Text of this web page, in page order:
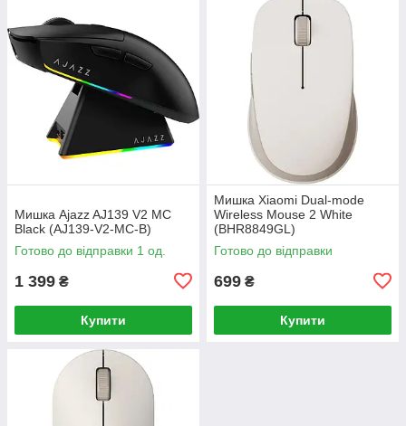
Мишка Ajazz AJ139 V2 MC
Black (AJ139-V2-MC-B)
Готово до відправки 1 од.
1 399 ₴
Купити
Мишка Xiaomi Dual-mode
Wireless Mouse 2 White
(BHR8849GL)
Готово до відправки
699 ₴
Купити